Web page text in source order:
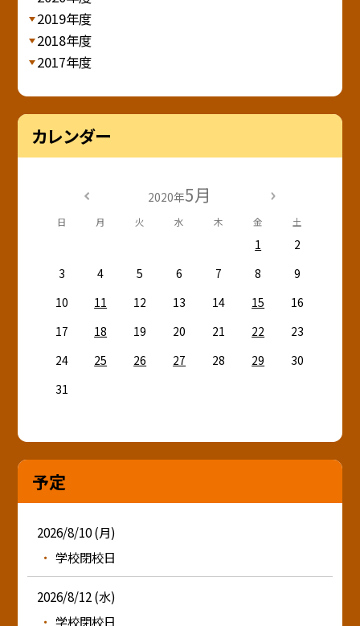
2019年度
2018年度
2017年度
カレンダー
2020年5月
日 月 火 水 木 金 土
1
2
3
4 5 6 7 8
9
10
11 12 13 14 15
16
17
18 19 20 21 22
23
24
25 26 27 28 29
30
31
予定
2026/8/10 (月)
学校閉校日
2026/8/12 (水)
学校閉校日